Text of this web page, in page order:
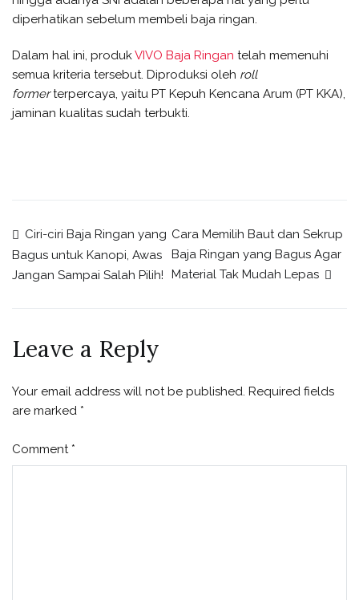
diperhatikan sebelum membeli baja ringan.
Dalam hal ini, produkVIVO Baja Ringan telah memenuhi
semua kriteria tersebut. Diproduksi oleh roll
formerterpercaya, yaitu PT Kepuh Kencana Arum (PT KKA),
jaminan kualitas sudah terbukti.
Ciri-ciri Baja Ringan yang
Bagus untuk Kanopi, Awas
Jangan Sampai Salah Pilih!
Cara Memilih Baut dan Sekrup
Baja Ringan yang Bagus Agar
Material Tak Mudah Lepas
Leave a Reply
Your email address will not be published. Required fields
are marked *
Comment *